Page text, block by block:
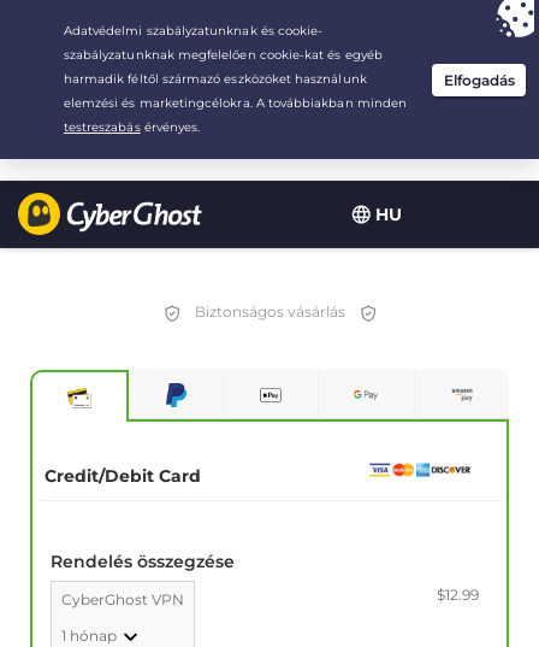
HU
Your choice:The Best Dealfor 3.3333333333333-years at $
/month
Biztonságos vásárlás
Credit/Debit Card
Rendelés összegzése
CyberGhost VPN
1 hónap
$12.99